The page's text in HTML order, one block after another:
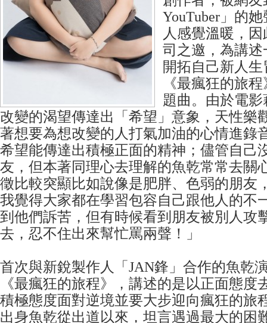
YouTuber」的
人感覺溫暖，
司之邀，為講
開拓自己新人
《最瘋狂的旅
題曲。由於電
改變的渴望傳達出「希望」意象，天性樂
著想要為想改變的人打氣加油的心情進錄
希望能傳達出積極正面的精神；儘管自己
友，但本著同理心去理解的魚乾常常去關
徵比較突顯比如說像是肥胖、色弱的朋友
我覺得大家都在學習包容自己跟他人的不
到他們訴苦，但有時候看到朋友被別人攻
去，忍不住出來幫忙罵兩聲！」
首次與新銳製作人「JAN鋒」合作的魚乾
《最瘋狂的旅程》，講述的是以正面態度
積極態度面對逆境並要大步迎向瘋狂的旅
出身魚乾從出道以來，坦言遇過最大的困